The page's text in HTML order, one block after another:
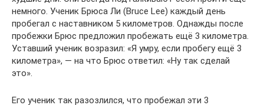
немного. Ученик Брюса Ли (Bruce Lee) каждый день
пробегал с наставником 5 километров. Однажды после
пробежки Брюс предложил пробежать ещё 3 километра.
Уставший ученик возразил: «Я умру, если пробегу ещё 3
километра», — на что Брюс ответил: «Ну так сделай
это».
Его ученик так разозлился, что пробежал эти 3